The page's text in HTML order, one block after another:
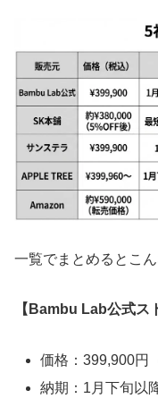
一覧でまとめるとこん
【Bambu Lab公
価格：399,900円
納期：1月下旬以